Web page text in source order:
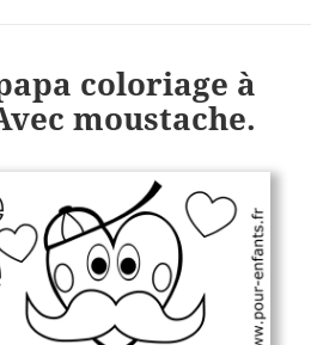
coloriage à
moustache.